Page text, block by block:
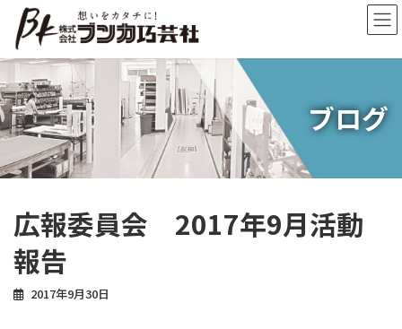
ン
ツ
へ
ス
キ
ッ
プ
ー
シ
ョ
ン
に
移
動
ブログ
広報委員会 2017年9月活動
報告
2017年9月30日